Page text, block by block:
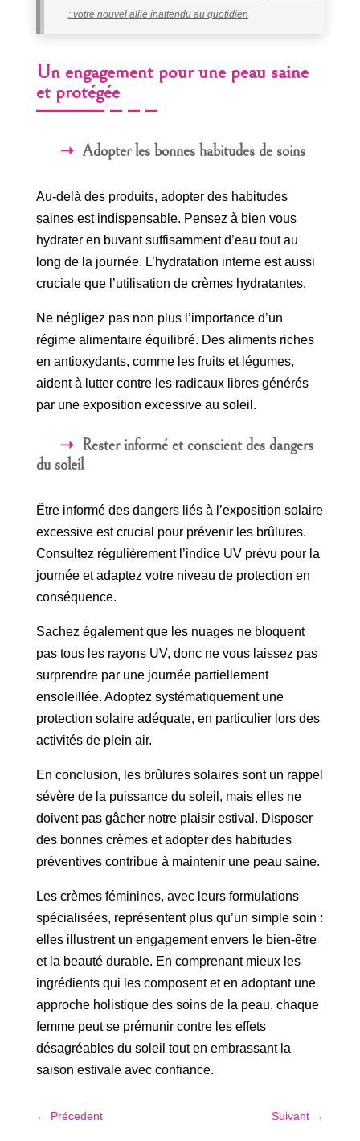
: votre nouvel allié inattendu au quotidien
Un engagement pour une peau saine
et protégée
Adopter les bonnes habitudes de soins
Au-delà des produits, adopter des habitudes
saines est indispensable. Pensez à bien vous
hydrater en buvant suffisamment d’eau tout au
long de la journée. L’hydratation interne est aussi
cruciale que l’utilisation de crèmes hydratantes.
Ne négligez pas non plus l’importance d’un
régime alimentaire équilibré. Des aliments riches
en antioxydants, comme les fruits et légumes,
aident à lutter contre les radicaux libres générés
par une exposition excessive au soleil.
Rester informé et conscient des dangers
du soleil
Être informé des dangers liés à l’exposition solaire
excessive est crucial pour prévenir les brûlures.
Consultez régulièrement l’indice UV prévu pour la
journée et adaptez votre niveau de protection en
conséquence.
Sachez également que les nuages ne bloquent
pas tous les rayons UV, donc ne vous laissez pas
surprendre par une journée partiellement
ensoleillée. Adoptez systématiquement une
protection solaire adéquate, en particulier lors des
activités de plein air.
En conclusion, les brûlures solaires sont un rappel
sévère de la puissance du soleil, mais elles ne
doivent pas gâcher notre plaisir estival. Disposer
des bonnes crèmes et adopter des habitudes
préventives contribue à maintenir une peau saine.
Les crèmes féminines, avec leurs formulations
spécialisées, représentent plus qu’un simple soin :
elles illustrent un engagement envers le bien-être
et la beauté durable. En comprenant mieux les
ingrédients qui les composent et en adoptant une
approche holistique des soins de la peau, chaque
femme peut se prémunir contre les effets
désagréables du soleil tout en embrassant la
saison estivale avec confiance.
← Précedent Suivant →